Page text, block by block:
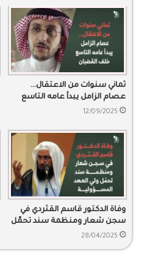
ثماني سنوات من الاعتقال…
عصام الزامل يبدأ عامه التاسع
خلف القضبان
12/09/2025
وفاة الدكتور قاسم القثردي في
سجن شعار ومنظمة سند تحمّل
ولي العهد المسؤولية
28/04/2025